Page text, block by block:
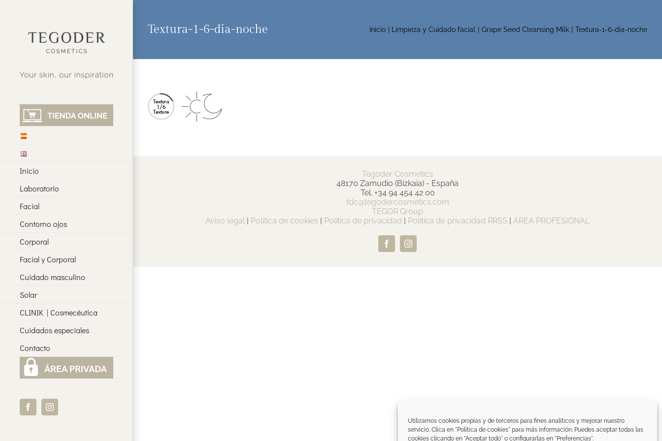
Utilizamos cookies propias y de terceros para fines analíticos y mejorar nuestro
servicio. Clica en "Política de cookies" para más información. Puedes aceptar todas las
cookies clicando en "Aceptar todo" o configurarlas en "Preferencias".
Inicio
Laboratorio
Facial
Contorno ojos
Corporal
Facial y Corporal
Cuidado masculino
Solar
CLINIK | Cosmecéutica
Cuidados especiales
Contacto
FacebookInstagram
Textura-1-6-dia-noche Inicio Limpieza y Cuidado facial Grape Seed Cleansing Milk Textura-1-6-dia-noche
Tegoder Cosmetics
48170 Zamudio (Bizkaia) - España
Tel. +34 94 454 42 00
tdc@tegodercosmetics.com
TEGOR Group
Aviso legal | Política de cookies | Política de privacidad | Política de privacidad RRSS | ÁREA PROFESIONAL
FacebookInstagram